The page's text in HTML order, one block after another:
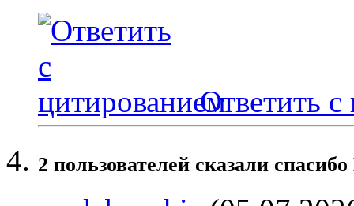
Ответить с
2 пользователей сказали